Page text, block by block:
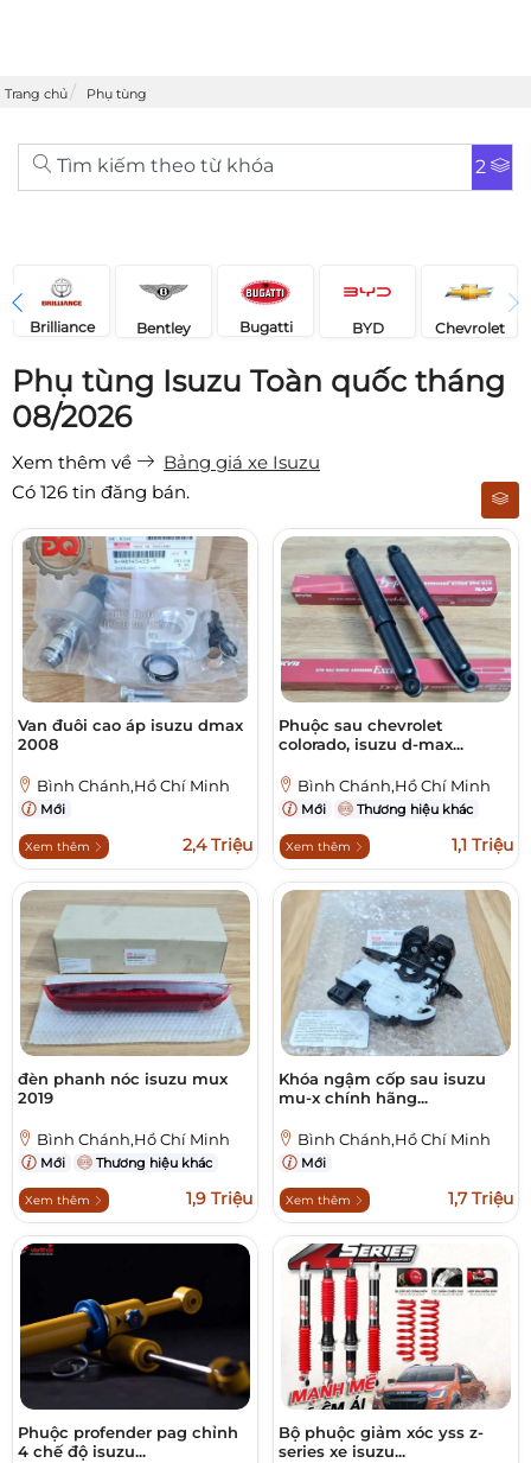
Trang chủ Phụ tùng
Tìm kiếm theo từ khóa 2
Brilliance Bentley Bugatti BYD Chevrolet
Phụ tùng Isuzu Toàn quốc tháng
08/2026
Xem thêm về
Bảng giá xe Isuzu
Có 126 tin đăng bán.
Van đuôi cao áp isuzu dmax
2008
Bình Chánh,Hồ Chí Minh
Mới
Xem thêm 2,4 Triệu
Phuộc sau chevrolet
colorado, isuzu d-max...
Bình Chánh,Hồ Chí Minh
Mới Thương hiệu khác
Xem thêm 1,1 Triệu
đèn phanh nóc isuzu mux
2019
Bình Chánh,Hồ Chí Minh
Mới Thương hiệu khác
Xem thêm 1,9 Triệu
Khóa ngậm cốp sau isuzu
mu-x chính hãng...
Bình Chánh,Hồ Chí Minh
Mới
Xem thêm 1,7 Triệu
Phuộc profender pag chỉnh
4 chế độ isuzu...
Bộ phuộc giảm xóc yss z-
series xe isuzu...